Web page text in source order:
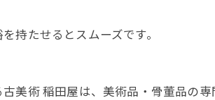
持たせるとスムーズです。
美術 稲田屋は、美術品・骨董品の